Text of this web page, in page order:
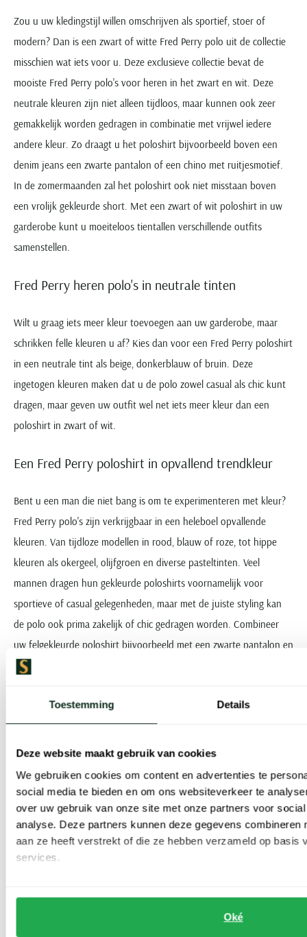
Toestemming Details
Deze website maakt gebruik van cookies
We gebruiken cookies om content en advertenties te
social media te bieden en om ons websiteverkeer te
over uw gebruik van onze site met onze partners voor
analyse. Deze partners kunnen deze gegevens combineren
aan ze heeft verstrekt of die ze hebben verzameld op basis
services.
Oké
Zou u uw kledingstijl willen omschrijven als sportief, stoer of
modern? Dan is een zwart of witte Fred Perry polo uit de collectie
misschien wat iets voor u. Deze exclusieve collectie bevat de
mooiste Fred Perry polo's voor heren in het zwart en wit. Deze
neutrale kleuren zijn niet alleen tijdloos, maar kunnen ook zeer
gemakkelijk worden gedragen in combinatie met vrijwel iedere
andere kleur. Zo draagt u het poloshirt bijvoorbeeld boven een
denim jeans een zwarte pantalon of een chino met ruitjesmotief.
In de zomermaanden zal het poloshirt ook niet misstaan boven
een vrolijk gekleurde short. Met een zwart of wit poloshirt in uw
garderobe kunt u moeiteloos tientallen verschillende outfits
samenstellen.
Fred Perry heren polo's in neutrale tinten
Wilt u graag iets meer kleur toevoegen aan uw garderobe, maar
schrikken felle kleuren u af? Kies dan voor een Fred Perry poloshirt
in een neutrale tint als beige, donkerblauw of bruin. Deze
ingetogen kleuren maken dat u de polo zowel casual als chic kunt
dragen, maar geven uw outfit wel net iets meer kleur dan een
poloshirt in zwart of wit.
Een Fred Perry poloshirt in opvallend trendkleur
Bent u een man die niet bang is om te experimenteren met kleur?
Fred Perry polo's zijn verkrijgbaar in een heleboel opvallende
kleuren. Van tijdloze modellen in rood, blauw of roze, tot hippe
kleuren als okergeel, olijfgroen en diverse pasteltinten. Veel
mannen dragen hun gekleurde poloshirts voornamelijk voor
sportieve of casual gelegenheden, maar met de juiste styling kan
de polo ook prima zakelijk of chic gedragen worden. Combineer
uw felgekleurde poloshirt bijvoorbeeld met een zwarte pantalon en
blazer. Maak de outfit compleet met een mooie lederen riem en u
Het iconische logo op Fred Perry
Net zoals de meeste andere wereldberoemde modelabels, maakt
ook Fred Perry zijn kledingstukken herkenbaar met een eigen
logodetail. In alle kledingstukken van Fred Perry vindt u daarom
het half-open lauwerkrans logo terug. De lauwerkrans is al vanaf
de oprichting van het merk (in 1952) verbonden aan het
evenementen in de sport, maar ook in de literatuur en de kunst.